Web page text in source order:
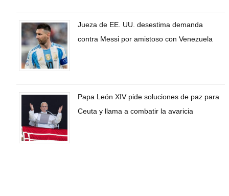
Jueza de EE. UU. desestima demanda
contra Messi por amistoso con Venezuela
Papa León XIV pide soluciones de paz para
Ceuta y llama a combatir la avaricia